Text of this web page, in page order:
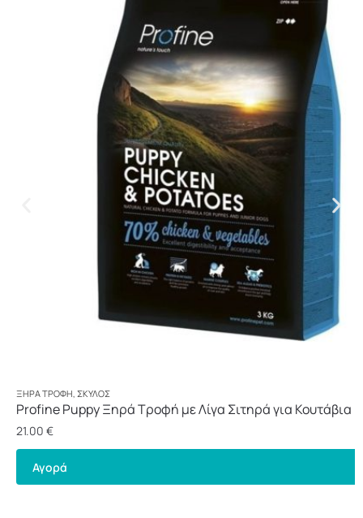
ΞΗΡΆ ΤΡΟΦΉ, ΣΚΎΛΟΣ
Profine Puppy Ξηρά Τροφή με Λίγα Σιτηρά για Κουτάβια
3kg
21.00 €
Αγορά